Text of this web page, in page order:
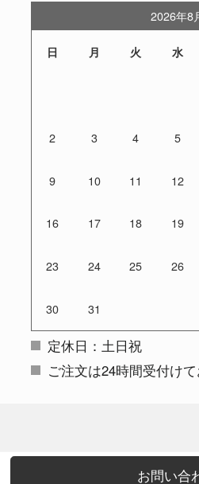
お問い合
2026年8
日 月 火 水
2 3 4 5
9 10 11 12
16 17 18 19
23 24 25 26
30 31
定休日：土日祝
ご注文は24時間受付け